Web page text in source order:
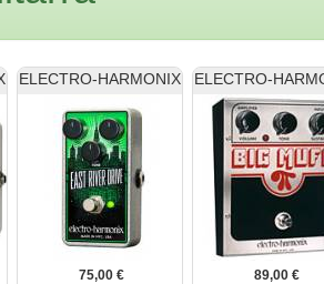
ELECTRO-HARMONIX
75,00 €
ELECTRO-
89,00 €